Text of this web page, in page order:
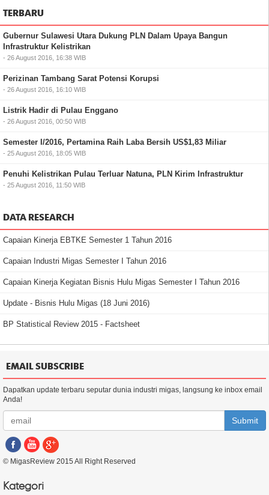
TERBARU
Gubernur Sulawesi Utara Dukung PLN Dalam Upaya Bangun
Infrastruktur Kelistrikan
- 26 August 2016, 16:38 WIB
Perizinan Tambang Sarat Potensi Korupsi
- 26 August 2016, 16:10 WIB
Listrik Hadir di Pulau Enggano
- 26 August 2016, 00:50 WIB
Semester I/2016, Pertamina Raih Laba Bersih US$1,83 Miliar
- 25 August 2016, 18:05 WIB
Penuhi Kelistrikan Pulau Terluar Natuna, PLN Kirim Infrastruktur
- 25 August 2016, 11:50 WIB
DATA RESEARCH
Capaian Kinerja EBTKE Semester 1 Tahun 2016
Capaian Industri Migas Semester I Tahun 2016
Capaian Kinerja Kegiatan Bisnis Hulu Migas Semester I Tahun 2016
Update - Bisnis Hulu Migas (18 Juni 2016)
BP Statistical Review 2015 - Factsheet
EMAIL SUBSCRIBE
Dapatkan update terbaru seputar dunia industri migas, langsung ke inbox email
Anda!
Submit
© MigasReview 2015 All Right Reserved
Kategori